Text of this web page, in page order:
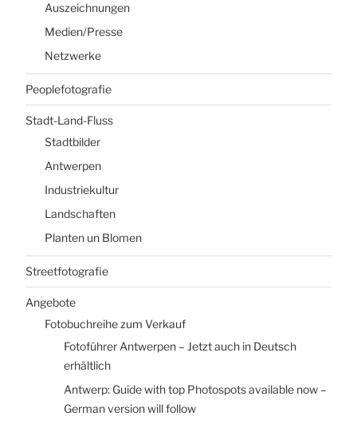
Auszeichnungen
Medien/Presse
Netzwerke
Peoplefotografie
Stadt-Land-Fluss
Stadtbilder
Antwerpen
Industriekultur
Landschaften
Planten un Blomen
Streetfotografie
Angebote
Fotobuchreihe zum Verkauf
Fotoführer Antwerpen – Jetzt auch in Deutsch
erhältlich
Antwerp: Guide with top Photospots available now –
German version will follow